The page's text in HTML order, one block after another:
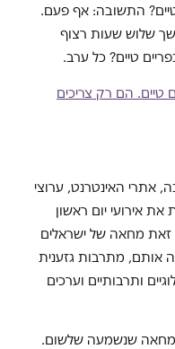
התשובה: אף פעם.
שלוש שעות רצוף
טיים? כל ערב.
טיים. הם רק צריכים
אתרי האינטרנט, ערוצי
את אירועי יום ראשון
זאת מחאה של ישראלים
אותם, מתרבות גזענית
ותרבותיים וערכים
שנשמעה שלשום.